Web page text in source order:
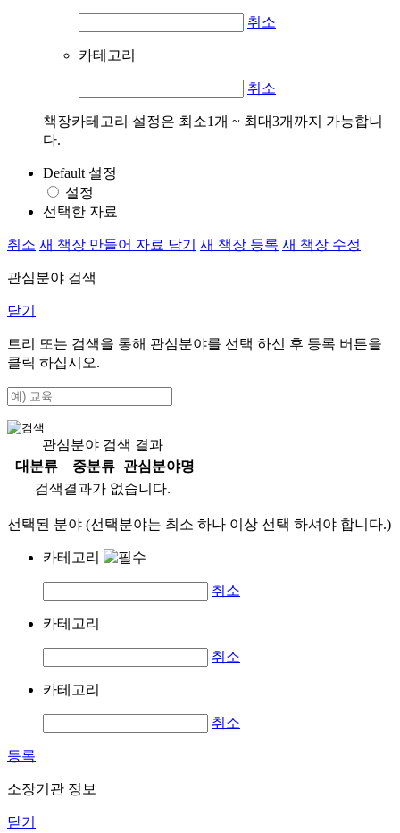
취소
카테고리
취소
책장카테고리 설정은 최소1개 ~ 최대3개까지 가능합니
다.
Default 설정
설정
선택한 자료
취소 새 책장 만들어 자료 담기 새 책장 등록 새 책장 수정
관심분야 검색
닫기
트리 또는 검색을 통해 관심분야를 선택 하신 후 등록 버튼을
클릭 하십시오.
관심분야 검색 결과
대분류
중분류
관심분야명
검색결과가 없습니다.
선택된 분야 (선택분야는 최소 하나 이상 선택 하셔야 합니다.)
카테고리
취소
카테고리
취소
카테고리
취소
등록
소장기관 정보
닫기